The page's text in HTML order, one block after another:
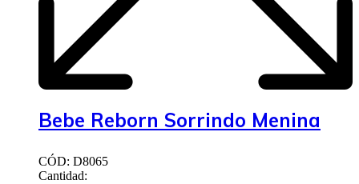
Bebe Reborn Sorrindo Menina
CÓD: D8065
Cantidad: